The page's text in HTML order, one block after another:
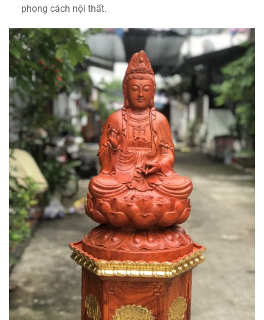
phong cách nội thất.